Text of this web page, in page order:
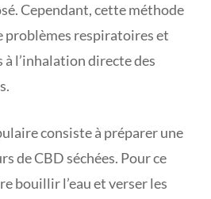
Cependant, cette méthode
problèmes respiratoires et
l’inhalation directe des
consiste à préparer une
de CBD séchées. Pour ce
bouillir l’eau et verser les